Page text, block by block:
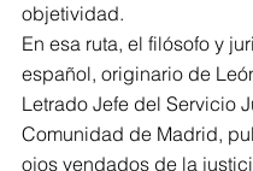
objetividad.
En esa ruta, el filósofo y
español, originario de
Letrado Jefe del Servicio
Comunidad de Madrid,
ojos vendados de la